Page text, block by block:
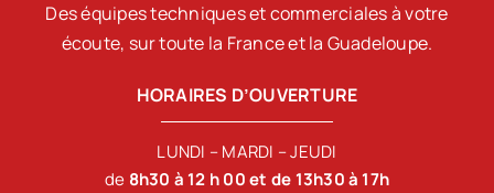
Des équipes techniques et commerciales à votre
écoute, sur toute la France et la Guadeloupe.
HORAIRES D’OUVERTURE
LUNDI – MARDI – JEUDI
de 8h30 à 12 h 00 et de 13h30 à 17h